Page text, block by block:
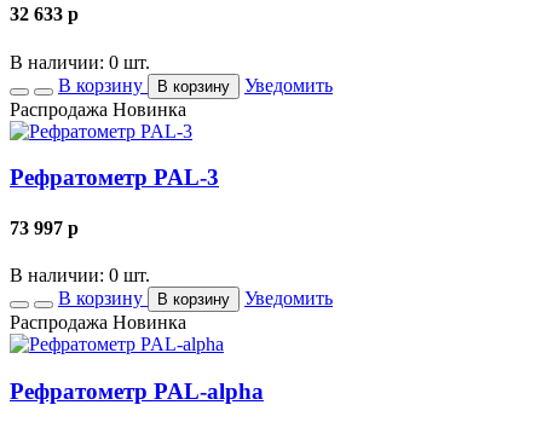
32 633 p
В наличии: 0 шт.
В корзину
В корзину
Уведомить
Распродажа Новинка
Рефратометр PAL-3
73 997 p
В наличии: 0 шт.
В корзину
В корзину
Уведомить
Распродажа Новинка
Рефратометр PAL-alpha